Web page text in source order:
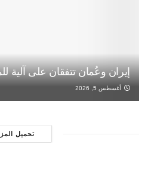
إيران وعُمان تتفقان على
أغسطس 5, 2026
تحميل